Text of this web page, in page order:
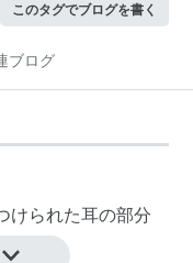
このタグでブログを書く
ブログ
けられた耳の部分